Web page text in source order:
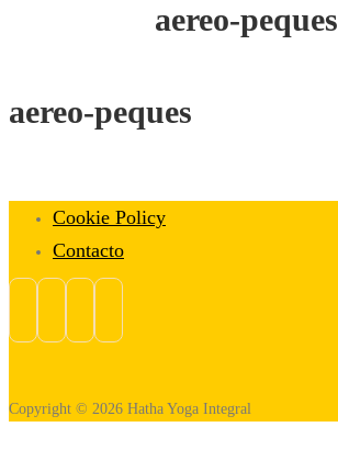
aereo-peques
aereo-peques
Cookie Policy
Contacto
Copyright © 2026 Hatha Yoga Integral